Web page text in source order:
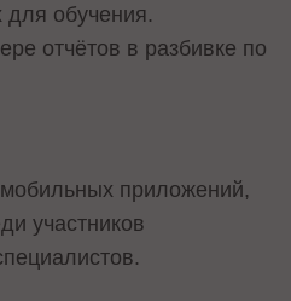
обучения.
отчётов в разбивке по
приложений,
участников